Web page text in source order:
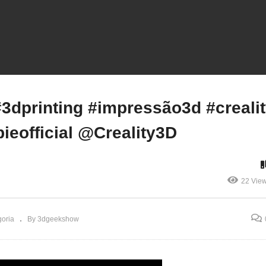
#impressora3d
#3dprint @Nexbieofficial
#impressão3d
@Creality3D
22
By 3dgeekshow